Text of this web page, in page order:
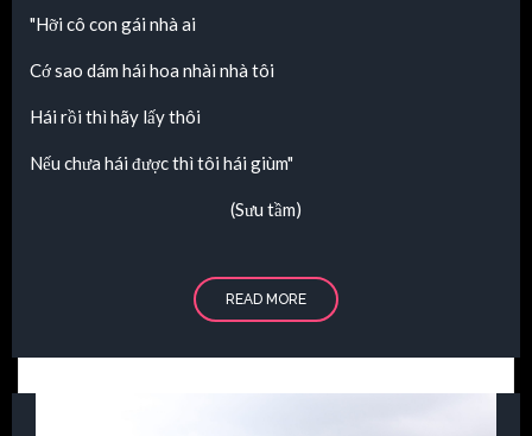
"Hỡi cô con gái nhà ai
Cớ sao dám hái hoa nhài nhà tôi
Hái rồi thì hãy lấy thôi
Nếu chưa hái được thì tôi hái giùm"
(Sưu tầm)
READ MORE